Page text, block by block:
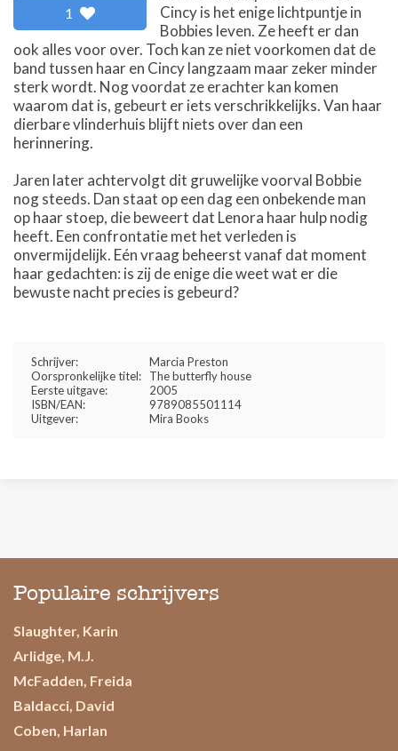
1
Cincy is het enige lichtpuntje in
Bobbies leven. Ze heeft er dan
ook alles voor over. Toch kan ze niet voorkomen dat de
band tussen haar en Cincy langzaam maar zeker minder
sterk wordt. Nog voordat ze erachter kan komen
waarom dat is, gebeurt er iets verschrikkelijks. Van haar
dierbare vlinderhuis blijft niets over dan een
herinnering.
Jaren later achtervolgt dit gruwelijke voorval Bobbie
nog steeds. Dan staat op een dag een onbekende man
op haar stoep, die beweert dat Lenora haar hulp nodig
heeft. Een confrontatie met het verleden is
onvermijdelijk. Eén vraag beheerst vanaf dat moment
haar gedachten: is zij de enige die weet wat er die
bewuste nacht precies is gebeurd?
Schrijver:
Marcia Preston
Oorspronkelijke titel:
The butterfly house
Eerste uitgave:
2005
ISBN/EAN:
9789085501114
Uitgever:
Mira Books
Populaire schrijvers
Slaughter, Karin
Arlidge, M.J.
McFadden, Freida
Baldacci, David
Coben, Harlan